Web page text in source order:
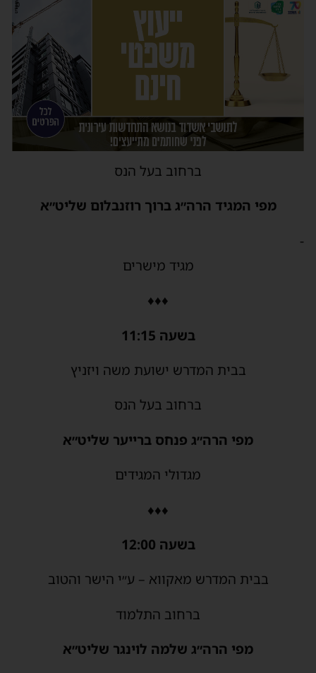
ברחוב בעל הנס
מפי המגיד הרה״ג ברוך רוזנבלום שליט״א
-
מגיד מישרים
♦♦♦
בשעה 11:15
בבית המדרש ישועת משה ויזניץ
ברחוב בעל הנס
מפי הרה״ג פנחס ברייער שליט״א
מגדולי המגידים
♦♦♦
בשעה 12:00
בבית המדרש מאקווא – ע״י הישר והטוב
ברחוב התלמוד
מפי הרה״ג שלמה לוינגר שליט״א